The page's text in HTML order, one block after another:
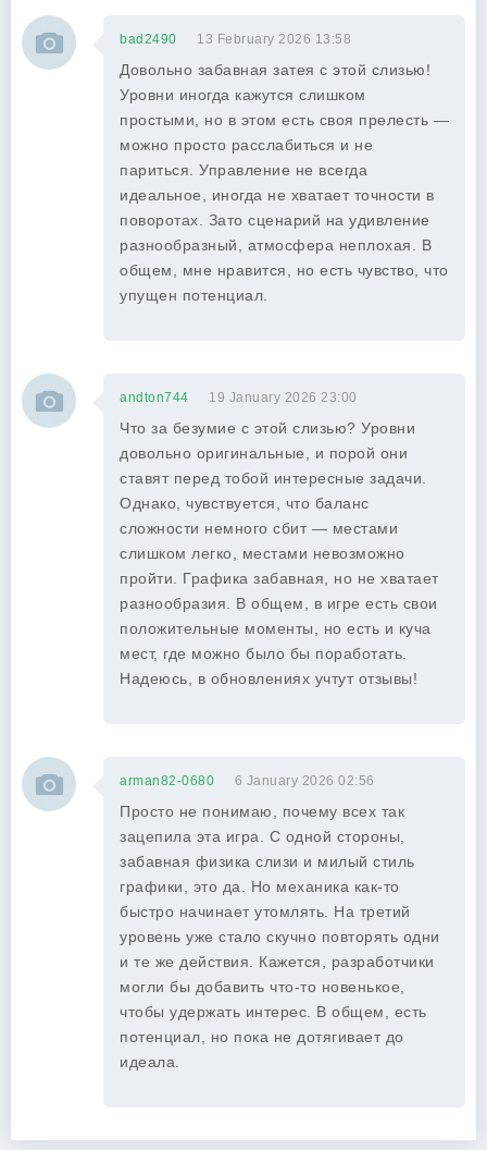
bad2490 13 February 2026 13:58
Довольно забавная затея с этой слизью!
Уровни иногда кажутся слишком
простыми, но в этом есть своя прелесть —
можно просто расслабиться и не
париться. Управление не всегда
идеальное, иногда не хватает точности в
поворотах. Зато сценарий на удивление
разнообразный, атмосфера неплохая. В
общем, мне нравится, но есть чувство, что
упущен потенциал.
andton744 19 January 2026 23:00
Что за безумие с этой слизью? Уровни
довольно оригинальные, и порой они
ставят перед тобой интересные задачи.
Однако, чувствуется, что баланс
сложности немного сбит — местами
слишком легко, местами невозможно
пройти. Графика забавная, но не хватает
разнообразия. В общем, в игре есть свои
положительные моменты, но есть и куча
мест, где можно было бы поработать.
Надеюсь, в обновлениях учтут отзывы!
arman82-0680 6 January 2026 02:56
Просто не понимаю, почему всех так
зацепила эта игра. С одной стороны,
забавная физика слизи и милый стиль
графики, это да. Но механика как-то
быстро начинает утомлять. На третий
уровень уже стало скучно повторять одни
и те же действия. Кажется, разработчики
могли бы добавить что-то новенькое,
чтобы удержать интерес. В общем, есть
потенциал, но пока не дотягивает до
идеала.